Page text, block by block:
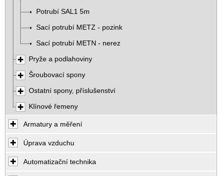
Potrubí SAL1 5m
Sací potrubí METZ - pozink
Sací potrubí METN - nerez
Pryže a podlahoviny
Šroubovací spony
Ostatní spony, příslušenství
Klínové řemeny
Armatury a měření
Úprava vzduchu
Automatizační technika